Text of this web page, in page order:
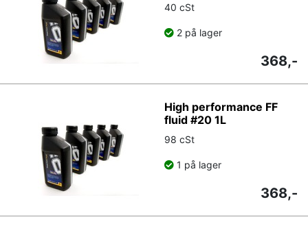
40 cSt
2 på lager
368,-
High performance FF
fluid #20 1L
98 cSt
1 på lager
368,-